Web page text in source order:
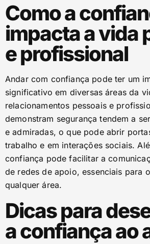
Como a
impacta a vida
e profissional
Andar com confiança pode ter um
significativo em diversas áreas da
relacionamentos pessoais e
demonstram segurança tendem a
e admiradas, o que pode abrir
trabalho e em interações sociais.
confiança pode facilitar a
de redes de apoio, essenciais para
qualquer área.
Dicas para
a confiança ao